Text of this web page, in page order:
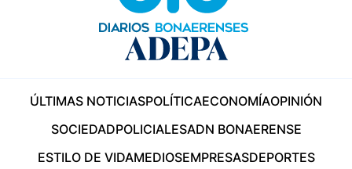
ÚLTIMAS NOTICIASPOLÍTICAECONOMÍAOPINIÓN
SOCIEDADPOLICIALESADN BONAERENSE
ESTILO DE VIDAMEDIOSEMPRESASDEPORTES